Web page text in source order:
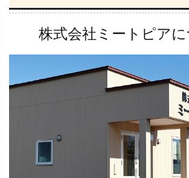
株式会社ミートピア